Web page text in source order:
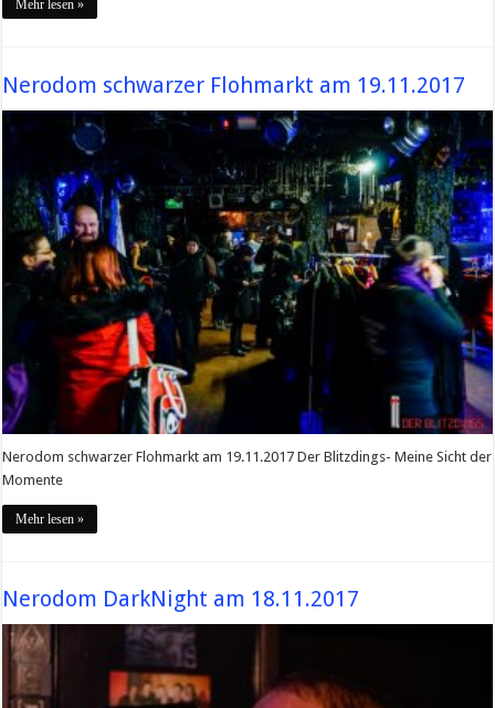
Mehr lesen »
Nerodom schwarzer Flohmarkt am 19.11.2017
Nerodom schwarzer Flohmarkt am 19.11.2017 Der Blitzdings- Meine Sicht der
Momente
Mehr lesen »
Nerodom DarkNight am 18.11.2017